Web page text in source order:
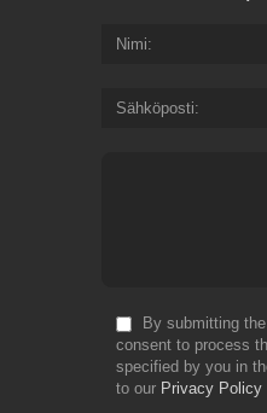
Nimi
Sähköposti
By submitting
consent to process
specified by you in
to our Privacy Policy